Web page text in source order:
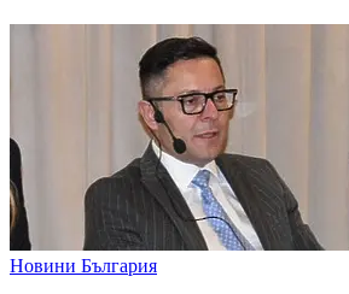
Новини България